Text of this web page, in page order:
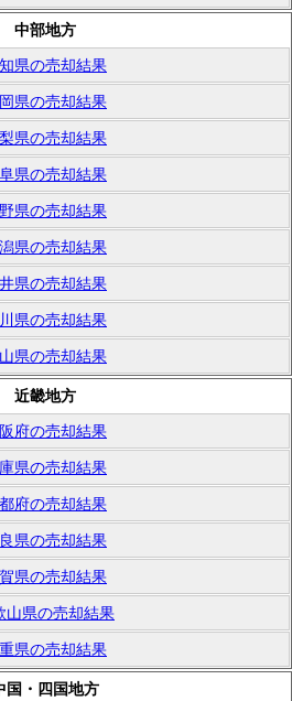
中部地方
県の売却結果
県の売却結果
県の売却結果
県の売却結果
県の売却結果
県の売却結果
県の売却結果
県の売却結果
県の売却結果
近畿地方
府の売却結果
県の売却結果
府の売却結果
県の売却結果
県の売却結果
山県の売却結果
県の売却結果
国・四国地方